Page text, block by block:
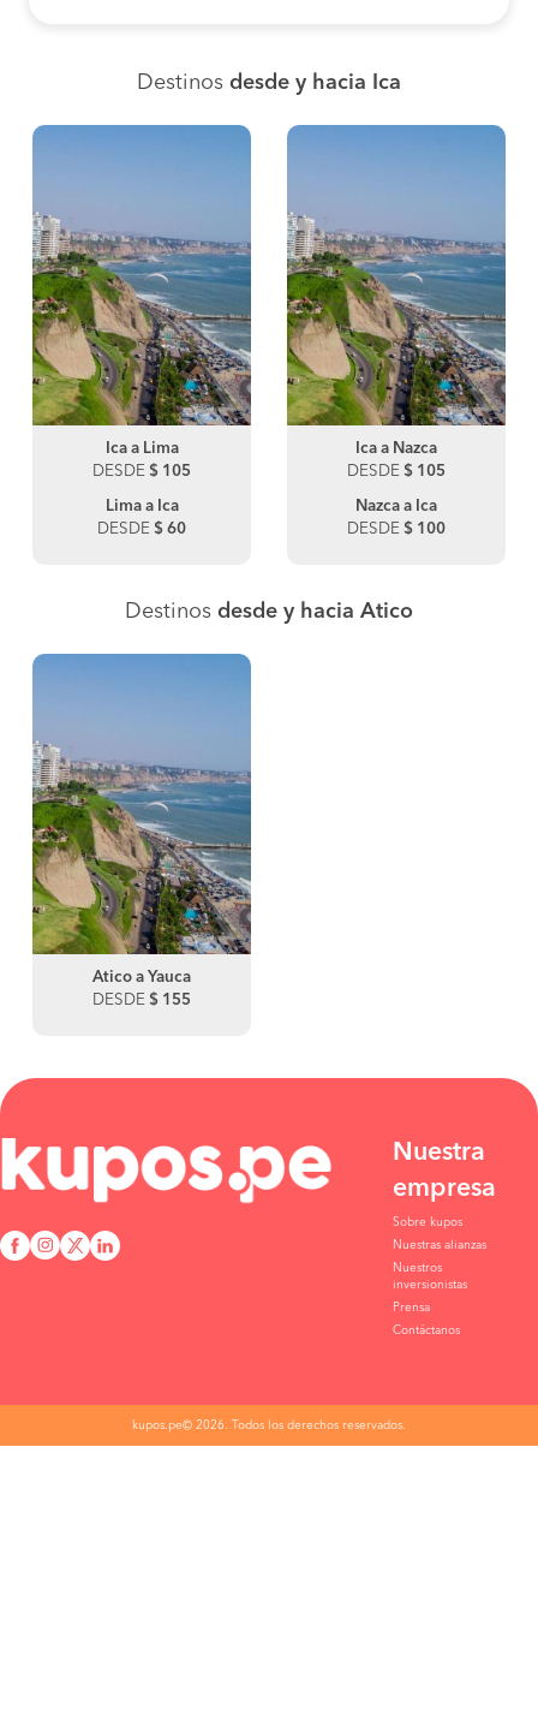
Destinos desde y hacia Ica
Ica a Lima
DESDE $ 105
Lima a Ica
DESDE $ 60
Ica a Nazca
DESDE $ 105
Nazca a Ica
DESDE $ 100
Destinos desde y hacia Atico
Atico a Yauca
DESDE $ 155
Nuestra
empresa
Sobre kupos
Nuestras alianzas
Nuestros
inversionistas
Prensa
Contáctanos
kupos.pe© 2026. Todos los derechos reservados.